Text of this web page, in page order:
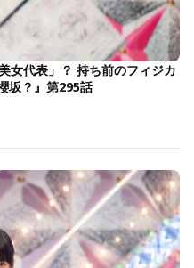
女代表」？ 持ち前のフィジカ
坂？』第295話